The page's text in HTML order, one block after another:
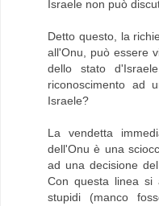
Israele non può
Detto questo, la
all'Onu, può essere
dello stato
riconoscimento ad
Israele?
La vendetta
dell'Onu è una
ad una decisione
Con questa linea si
stupidi (manco